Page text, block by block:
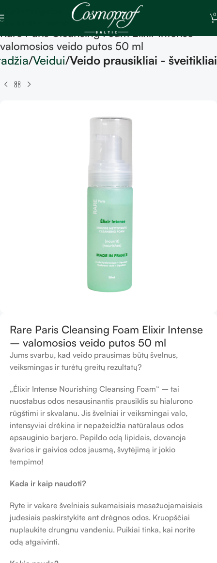
Skip to main content
0
Rare Paris Cleansing Foam Elixir Intense –
valomosios veido putos 50 ml
Veidui Veido prausikliai - šveitikliai
Rare Paris Cleansing Foam Elixir Intense
– valomosios veido putos 50 ml
Jums svarbu, kad veido prausimas būtų švelnus,
veiksmingas ir turėtų greitų rezultatų?
„Élixir Intense Nourishing Cleansing Foam“ – tai
nuostabus odos nesausinantis prausiklis su hialurono
rūgštimi ir skvalanu. Jis švelniai ir veiksmingai valo,
intensyviai drėkina ir nepažeidžia natūralaus odos
apsauginio barjero. Papildo odą lipidais, dovanoja
švarios ir gaivios odos jausmą, švytėjimą ir jokio
tempimo!
Kada ir kaip naudoti?
Ryte ir vakare švelniais sukamaisiais masažuojamaisiais
judesiais paskirstykite ant drėgnos odos. Kruopščiai
nuplaukite drungnu vandeniu. Puikiai tinka, kai norite
odą atgaivinti.